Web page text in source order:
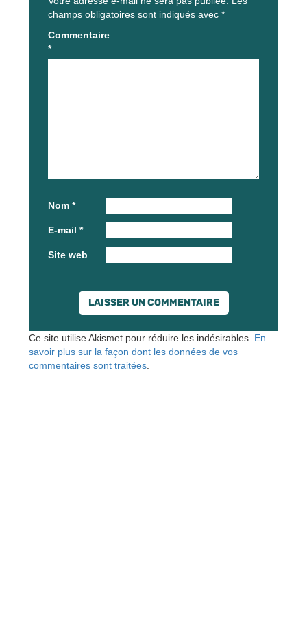
champs obligatoires sont indiqués avec *
Commentaire
*
Nom *
E-mail *
Site web
Ce site utilise Akismet pour réduire les indésirables. En
savoir plus sur la façon dont les données de vos
commentaires sont traitées.